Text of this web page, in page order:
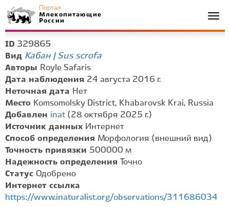
Портал
Млекопитающие
России
ID 329865
Вид Кабан | Sus scrofa
Авторы Royle Safaris
Дата наблюдения 24 августа 2016 г.
Неточная дата Нет
Место Komsomolsky District, Khabarovsk Krai, Russia
Добавлен inat (28 октября 2025 г.)
Источник данных Интернет
Способ определения Морфология (внешний вид)
Точность привязки 500000 м
Надежность определения
Точно
Статус Одобрено
Интернет ссылка
https://www.inaturalist.org/observations/311686034